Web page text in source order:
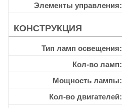
Элементы управления
КОНСТРУКЦИЯ
Тип ламп освещения
Кол-во ламп
Мощность лампы
Кол-во двигателей